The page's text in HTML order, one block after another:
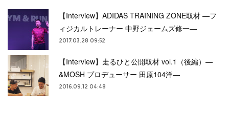
【Interview】ADIDAS TRAINING ZONE取材 —フ
ィジカルトレーナー 中野ジェームズ修一—
2017.03.28 09:52
【Interview】走るひと公開取材 vol.1（後編）—
&MOSH プロデューサー 田原104洋—
2016.09.12 04:48